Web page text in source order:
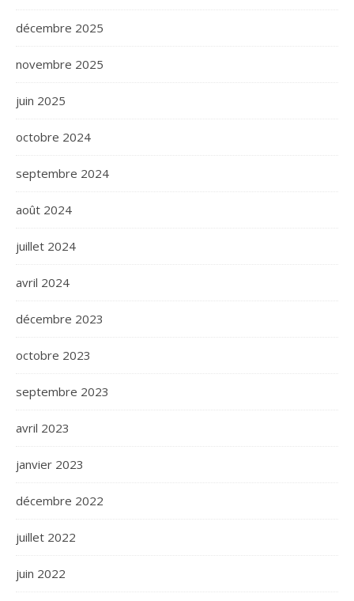
décembre 2025
novembre 2025
juin 2025
octobre 2024
septembre 2024
août 2024
juillet 2024
avril 2024
décembre 2023
octobre 2023
septembre 2023
avril 2023
janvier 2023
décembre 2022
juillet 2022
juin 2022